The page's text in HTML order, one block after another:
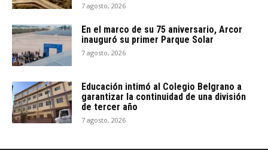
7 agosto, 2026
En el marco de su 75 aniversario, Arcor
inauguró su primer Parque Solar
7 agosto, 2026
Educación intimó al Colegio Belgrano a
garantizar la continuidad de una división
de tercer año
7 agosto, 2026